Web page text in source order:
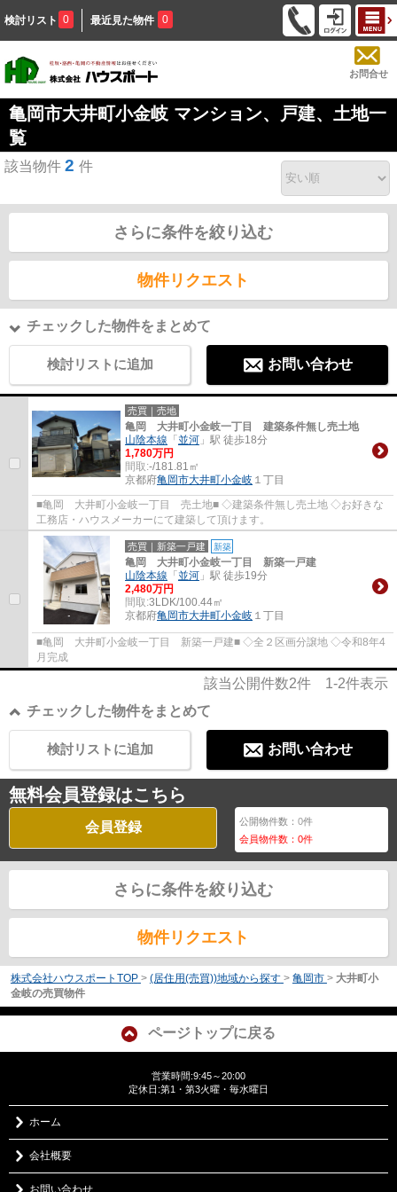
検討リスト 0 最近見た物件 0
お問合せ
亀岡市大井町小金岐 マンション、戸建、土地一
覧
該当物件 2 件
さらに条件を絞り込む
物件リクエスト
チェックした物件をまとめて
検討リストに追加 お問い合わせ
売買｜売地
亀岡 大井町小金岐一丁目 建築条件無し売土地
山陰本線 「並河 」駅 徒歩18分
1,780万円
間取:-/181.81㎡
京都府亀岡市大井町小金岐 １丁目
■亀岡 大井町小金岐一丁目 売土地■ ◇建築条件無し売土地 ◇お好きな
工務店・ハウスメーカーにて建築して頂けます。
売買｜新築一戸建 新築
亀岡 大井町小金岐一丁目 新築一戸建
山陰本線 「並河 」駅 徒歩19分
2,480万円
間取:3LDK/100.44㎡
京都府亀岡市大井町小金岐 １丁目
■亀岡 大井町小金岐一丁目 新築一戸建■ ◇全２区画分譲地 ◇令和8年4
月完成
該当公開件数2件 1-2件表示
チェックした物件をまとめて
お問い合わせ
検討リストに追加
無料会員登録はこちら
会員登録 公開物件数：0件
会員物件数：0件
さらに条件を絞り込む
物件リクエスト
株式会社ハウスポートTOP > (居住用(売買))地域から探す > 亀岡市 > 大井町小
金岐の売買物件
ページトップに戻る
営業時間:9:45～20:00
定休日:第1・第3火曜・毎水曜日
ホーム
会社概要
お問い合わせ